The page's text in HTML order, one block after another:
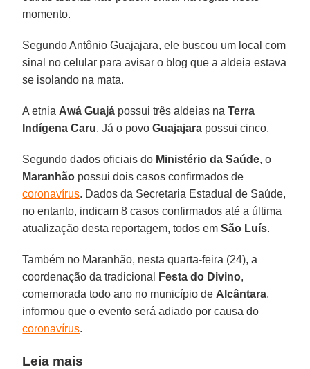
momento.
Segundo Antônio Guajajara, ele buscou um local com
sinal no celular para avisar o blog que a aldeia estava
se isolando na mata.
A etnia Awá Guajá possui três aldeias naTerra
Indígena Caru. Já o povoGuajajara possui cinco.
Segundo dados oficiais do Ministério da Saúde, o
Maranhão possui dois casos confirmados de
coronavírus. Dados da Secretaria Estadual de Saúde,
no entanto, indicam 8 casos confirmados até a última
atualização desta reportagem, todos emSão Luís.
Também no Maranhão, nesta quarta-feira (24), a
coordenação da tradicional
Festa do Divino,
comemorada todo ano no município de Alcântara,
informou que o evento será adiado por causa do
coronavírus.
Leia mais